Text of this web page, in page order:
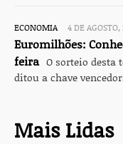
ECONOMIA 4 DE
Euromilhões:
feira O sorteio desta
ditou a chave
Mais Lidas